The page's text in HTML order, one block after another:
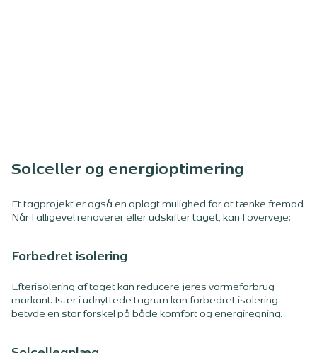
Solceller og energioptimering
Et tagprojekt er også en oplagt mulighed for at tænke fremad.
Når I alligevel renoverer eller udskifter taget, kan I overveje:
Forbedret isolering
Efterisolering af taget kan reducere jeres varmeforbrug
markant. Især i udnyttede tagrum kan forbedret isolering
betyde en stor forskel på både komfort og energiregning.